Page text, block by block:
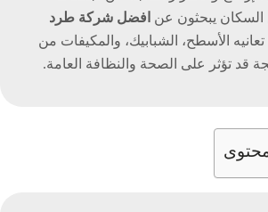
السكان يبحثون عن افضل شركة طرد
تعانيه الأسطح، الشبابيك، والمكيفات من
قد تؤثر على الصحة والنظافة العامة.